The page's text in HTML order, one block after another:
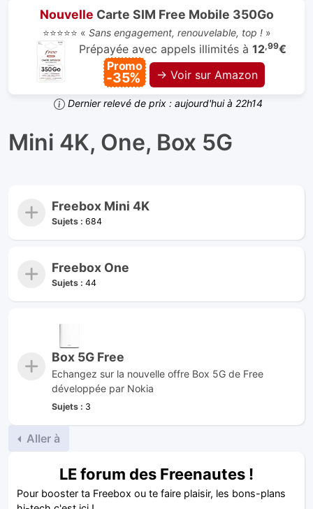
Nouvelle Carte SIM Free Mobile 350Go
⭐⭐⭐⭐⭐ « Sans engagement, renouvelable, top !»
Prépayée avec appels illimités à 12,99€
Promo
-35% → Voir sur Amazon
Dernier relevé de prix : aujourd'hui à 22h14
Mini 4K, One, Box 5G
Freebox Mini 4K
Sujets : 684
Freebox One
Sujets : 44
Box 5G Free
Echangez sur la nouvelle offre Box 5G de Free
développée par Nokia
Sujets : 3
Aller à
LE forum des Freenautes !
Pour booster ta Freebox ou te faire plaisir, les bons-plans